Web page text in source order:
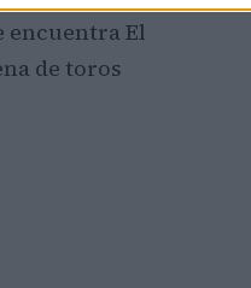
encuentra El
de toros